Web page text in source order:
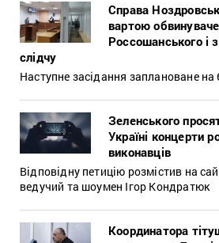
Справа
вартою
Россошанського і
слідчу
Наступне засідання заплановане
Зеленського
Україні концерти
виконавців
Відповідну петицію розмістив на
ведучий та шоумен Ігор Кондратюк
Координатора